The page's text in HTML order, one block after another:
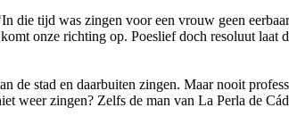
die tijd was zingen voor een vrouw geen
onze richting op. Poeslief doch resoluut laat
de stad en daarbuiten zingen. Maar nooit
weer zingen? Zelfs de man van La Perla de